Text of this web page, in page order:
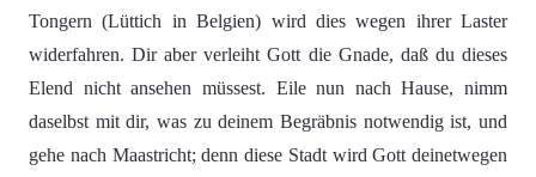
Tongern (Lüttich in Belgien) wird dies wegen ihrer Laster
widerfahren. Dir aber verleiht Gott die Gnade, daß du dieses
Elend nicht ansehen müssest. Eile nun nach Hause, nimm
daselbst mit dir, was zu deinem Begräbnis notwendig ist, und
gehe nach Maastricht; denn diese Stadt wird Gott deinetwegen